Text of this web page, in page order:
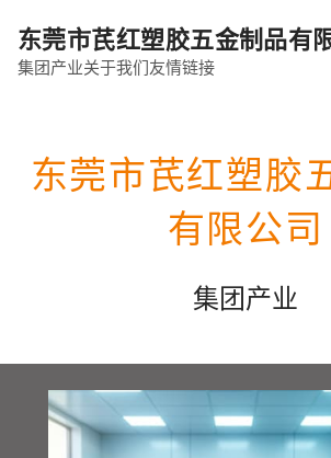
东莞市芪红塑胶五金制品有
集团产业关于我们友情链接
东莞市芪红塑胶
有限公司
集团产业